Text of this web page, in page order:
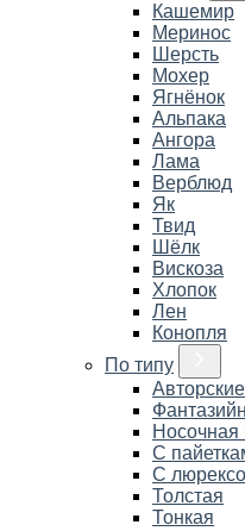
Кашемир
Меринос
Шерсть
Мохер
Ягнёнок
Альпака
Ангора
Лама
Верблюд
Як
Твид
Шёлк
Вискоза
Хлопок
Лен
Конопля
По типу
Носочная
С
С
Толстая
Тонкая